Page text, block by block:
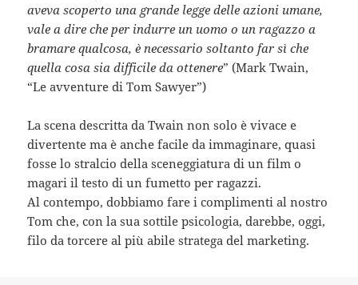
aveva scoperto una grande legge delle azioni umane,
vale a dire che per indurre un uomo o un ragazzo a
bramare qualcosa, è necessario soltanto far sì che
quella cosa sia difficile da ottenere” (Mark Twain,
“Le avventure di Tom Sawyer”)
La scena descritta da Twain non solo è vivace e
divertente ma è anche facile da immaginare, quasi
fosse lo stralcio della sceneggiatura di un film o
magari il testo di un fumetto per ragazzi.
Al contempo, dobbiamo fare i complimenti al nostro
Tom che, con la sua sottile psicologia, darebbe, oggi,
filo da torcere al più abile stratega del marketing.